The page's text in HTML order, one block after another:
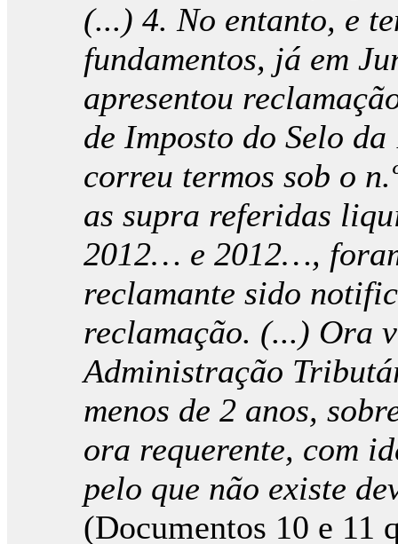
(...) 4. No entanto, e
fundamentos, já em
apresentou
de Imposto do Selo da
correu termos sob o
as supra referidas
2012… e 2012…,
reclamante sido
reclamação. (...) Ora
Administração
menos de 2 anos,
ora requerente, com
pelo que não existe
(Documentos 10 e 11